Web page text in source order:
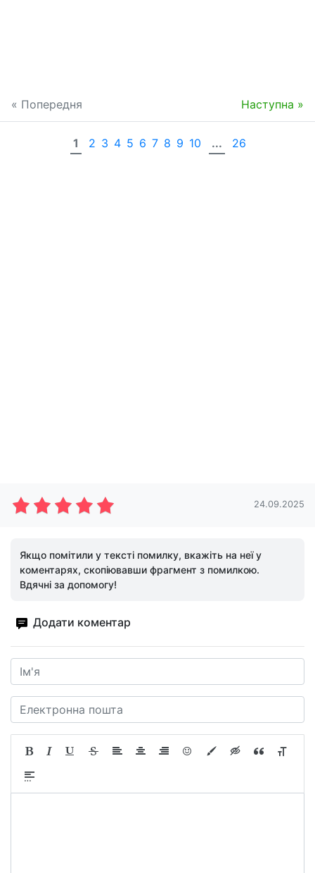
« Попередня Наступна »
1 2 3 4 5 6 7 8 9 10 ... 26
24.09.2025
Якщо помітили у тексті помилку, вкажіть на неї у
коментарях, скопіювавши фрагмент з помилкою.
Вдячні за допомогу!
Додати коментар